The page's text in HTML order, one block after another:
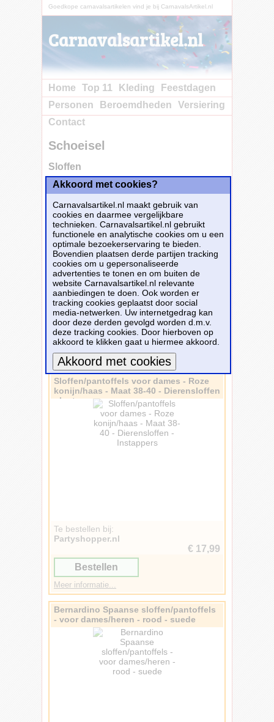
Goedkope carnavalsartikelen vind je bij CarnavalsArtikel.nl
Carnavalsartikel.nl
Home Top 11 Kleding
Feestdagen
Personen
Beroemdheden
Versiering
Contact
Schoeisel
Sloffen
Alle carnavalsartikelen vansloffen
hieronder op een rij. Je hebt ze in allerlei
verschillende soorten en maten. Goedkope
carnavalsartikelen vind je bij
CarnavalsArtikel.nl.
Verschillende Schoeisel
Sloffen
296
Pantoffels
50
Schoenen
40
Slippers
28
Laarzen
6
Schaatsen
2
296 carnavalsartikelen - Pagina: 1
Vorige -1-2- 3-4-5...25-Volgende
Sloffen/pantoffels voor dames - Roze
konijn/haas - Maat 38-40 - Dierensloffen
- Instappers
Te bestellen bij:
Partyshopper.nl
€ 17,99
Bestellen
Meer informatie...
Bernardino Spaanse sloffen/pantoffels
- voor dames/heren - rood - suede
Akkoord met cookies?
Carnavalsartikel.nl maakt gebruik van
cookies en daarmee vergelijkbare
technieken. Carnavalsartikel.nl gebruikt
functionele en analytische cookies om u een
optimale bezoekerservaring te bieden.
Bovendien plaatsen derde partijen tracking
cookies om u gepersonaliseerde
advertenties te tonen en om buiten de
website Carnavalsartikel.nl relevante
aanbiedingen te doen. Ook worden er
tracking cookies geplaatst door social
media-netwerken. Uw internetgedrag kan
door deze derden gevolgd worden d.m.v.
deze tracking cookies. Door hierboven op
akkoord te klikken gaat u hiermee akkoord.
Meer informatie